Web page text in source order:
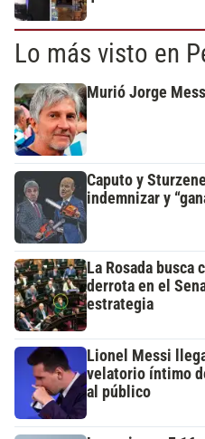
Lo más visto en
Murió Jorge
Caputo y
indemnizar y
La Rosada busca
derrota en el
estrategia
Lionel Messi
velatorio íntimo
al público